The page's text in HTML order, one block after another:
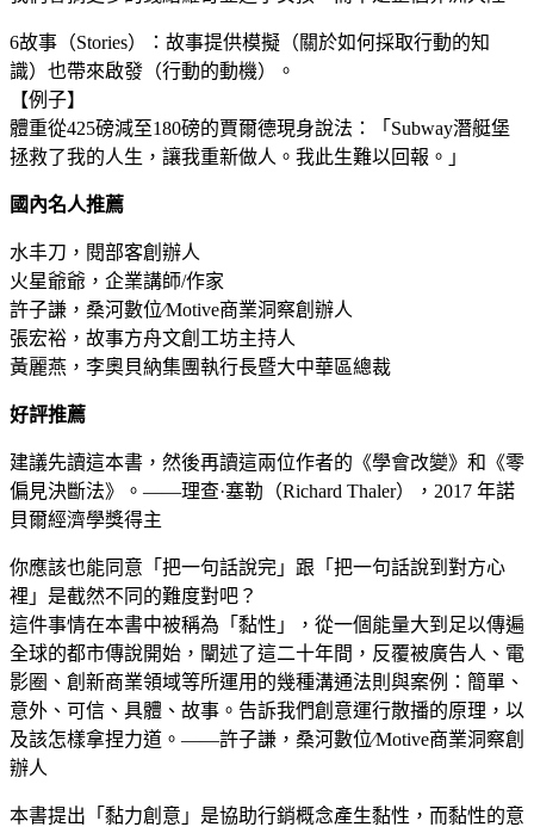
6故事（Stories）：故事提供模擬（關於如何採取行動的知
識）也帶來啟發（行動的動機）。
【例子】
體重從425磅減至180磅的賈爾德現身說法：「Subway潛艇堡
拯救了我的人生，讓我重新做人。我此生難以回報。」
國內名人推薦
水丰刀，閱部客創辦人
火星爺爺，企業講師/作家
許子謙，桑河數位∕Motive商業洞察創辦人
張宏裕，故事方舟文創工坊主持人
黃麗燕，李奧貝納集團執行長暨大中華區總裁
好評推薦
建議先讀這本書，然後再讀這兩位作者的《學會改變》和《零
偏見決斷法》。——理查·塞勒（Richard Thaler），2017 年諾
貝爾經濟學獎得主
你應該也能同意「把一句話說完」跟「把一句話說到對方心
裡」是截然不同的難度對吧？
這件事情在本書中被稱為「黏性」，從一個能量大到足以傳遍
全球的都市傳說開始，闡述了這二十年間，反覆被廣告人、電
影圈、創新商業領域等所運用的幾種溝通法則與案例：簡單、
意外、可信、具體、故事。告訴我們創意運行散播的原理，以
及該怎樣拿捏力道。——許子謙，桑河數位∕Motive商業洞察創
辦人
本書提出「黏力創意」是協助行銷概念產生黏性，而黏性的意